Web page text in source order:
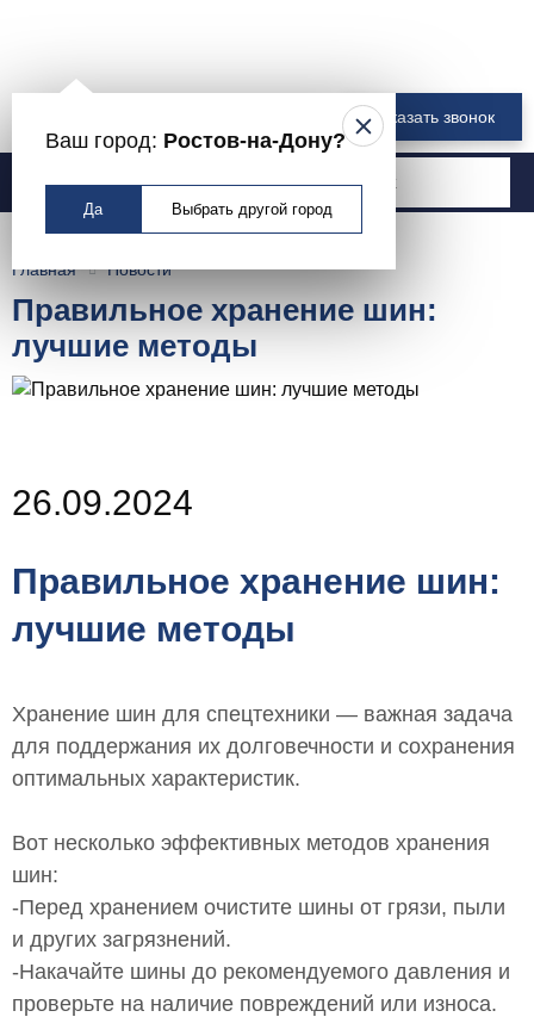
Ваш город: Ростов-на-Дону?
Да Выбрать другой город
Заказать звонок
Москва
Главная Новости
Правильное хранение шин:
лучшие методы
26.09.2024
Правильное хранение шин:
лучшие методы
Хранение шин для спецтехники — важная задача
для поддержания их долговечности и сохранения
оптимальных характеристик.
Вот несколько эффективных методов хранения
шин:
-Перед хранением очистите шины от грязи, пыли
и других загрязнений.
-Накачайте шины до рекомендуемого давления и
проверьте на наличие повреждений или износа.